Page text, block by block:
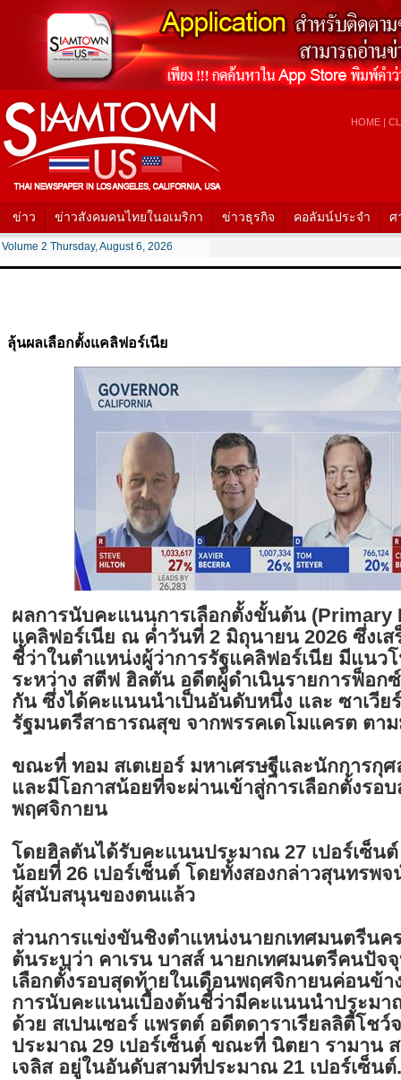
HOME |
ข่าว ข่าวสังคมคนไทยในอเมริกา ข่าวธุรกิจ คอลัมน์ประจำ ศ
Volume 2 Thursday, August 6, 2026
ลุ้นผลเลือกตั้งแคลิฟอร์เนีย
ผลการนับคะแนนการเลือกตั้งขั้นต้น (Primary
แคลิฟอร์เนีย ณ ค่ำวันที่ 2 มิถุนายน 2026 ซึ่งเ
ชี้ว่าในตำแหน่งผู้ว่าการรัฐแคลิฟอร์เนีย มีแนว
ระหว่าง สตีฟ ฮิลตัน อดีตผู้ดำเนินรายการฟ็อก
กัน ซึ่งได้คะแนนนำเป็นอันดับหนึ่ง และ ซาเวีย
รัฐมนตรีสาธารณสุข จากพรรคเดโมแครต ตา
ขณะที่ ทอม สเตเยอร์ มหาเศรษฐีและนักการกุ
และมีโอกาสน้อยที่จะผ่านเข้าสู่การเลือกตั้งรอ
พฤศจิกายน
โดยฮิลตันได้รับคะแนนประมาณ 27 เปอร์เซ็นต์
น้อยที่ 26 เปอร์เซ็นต์ โดยทั้งสองกล่าวสุนทรพ
ผู้สนับสนุนของตนแล้ว
ส่วนการแข่งขันชิงตำแหน่งนายกเทศมนตรีนค
ต้นระบุว่า คาเรน บาสส์ นายกเทศมนตรีคนปัจ
เลือกตั้งรอบสุดท้ายในเดือนพฤศจิกายนค่อนข้
การนับคะแนนเบื้องต้นชี้ว่ามีคะแนนนำประมา
ด้วย สเปนเซอร์ แพรตต์ อดีตดาราเรียลลิตี้โช
ประมาณ 29 เปอร์เซ็นต์ ขณะที่ นิตยา รามาน
เจลิส อยู่ในอันดับสามที่ประมาณ 21 เปอร์เซ็นต์.